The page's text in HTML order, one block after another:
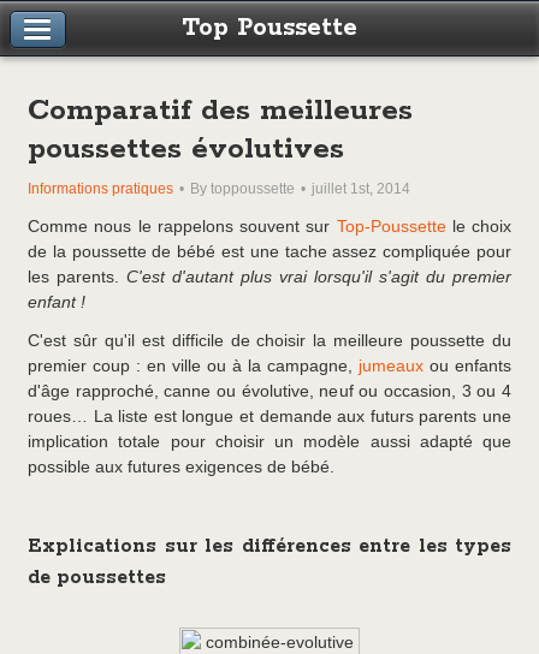
Top Poussette
Comparatif des meilleures
poussettes évolutives
Informations pratiques By toppoussette juillet 1st, 2014
Comme nous le rappelons souvent sur Top-Poussettele choix
de la poussette de bébé est une tache assez compliquée pour
les parents. C'est d'autant plus vrai lorsqu'il s'agit du premier
enfant !
C'est sûr qu'il est difficile de choisir la meilleure poussette du
premier coup : en ville ou à la campagne, jumeaux ou enfants
d'âge rapproché, canne ou évolutive, neuf ou occasion, 3 ou 4
roues… La liste est longue et demande aux futurs parents une
implication totale pour choisir un modèle aussi adapté que
possible aux futures exigences de bébé.
Explications sur les différences entre les types
de poussettes